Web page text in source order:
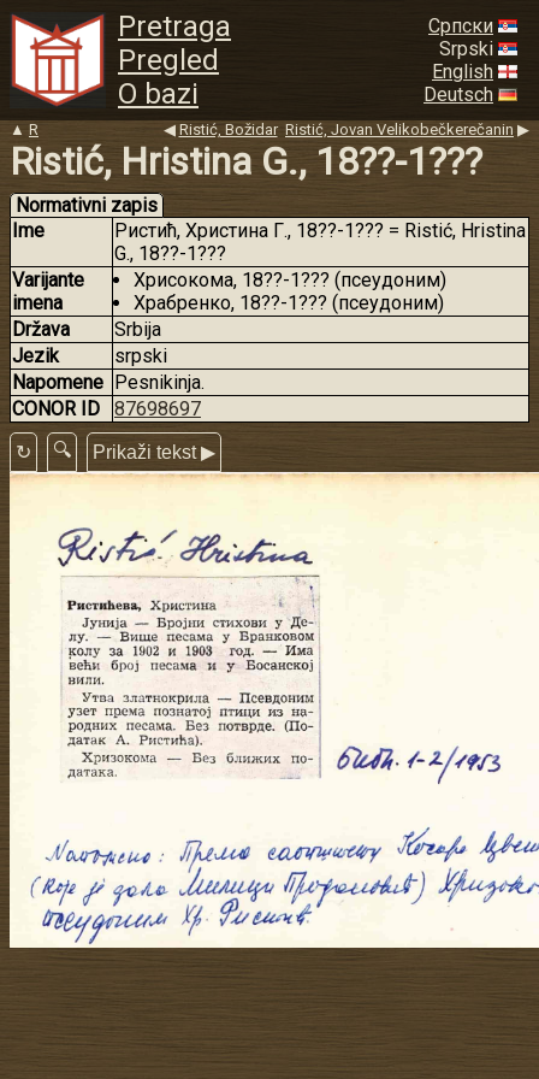
Pretraga
Pregled
O bazi
Српски
Srpski
English
Deutsch
▲ R ◀ Ristić, Božidar Ristić, Jovan Velikobečkerečanin ▶
Ristić, Hristina G., 18??-1???
Normativni zapis
Ime
Ристић, Христина Г., 18??-1??? = Ristić, Hristina
G., 18??-1???
Varijante
imena
Хрисокома, 18??-1??? (псеудоним)
Храбренко, 18??-1??? (псеудоним)
Država
Srbija
Jezik
srpski
Napomene Pesnikinja.
CONOR ID
87698697